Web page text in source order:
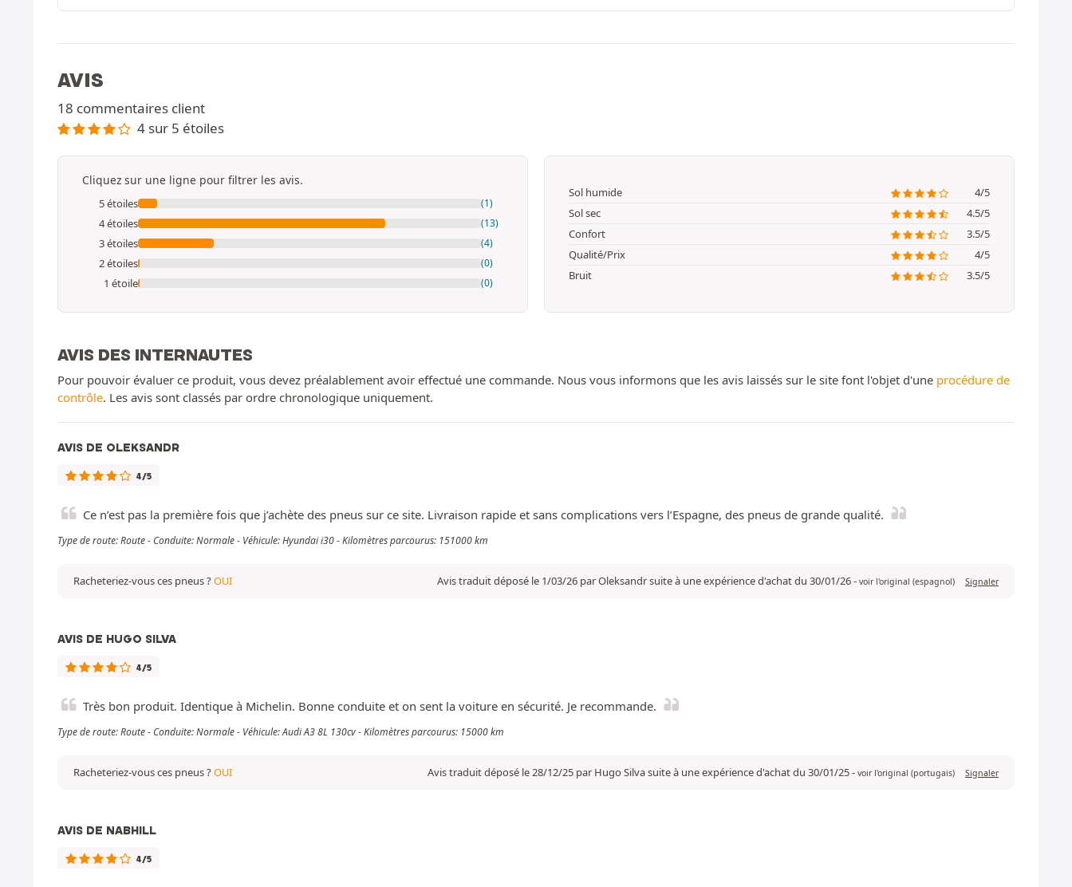
AVIS
18 commentaires client
4 sur 5 étoiles
Cliquez sur une ligne pour filtrer les avis.
5 étoiles (1)
4 étoiles (13)
3 étoiles (4)
2 étoiles (0)
1 étoile (0)
Sol humide
4/5
Sol sec
4.5/5
Confort
3.5/5
Qualité/Prix
4/5
Bruit
3.5/5
AVIS DES INTERNAUTES
Pour pouvoir évaluer ce produit, vous devez préalablement avoir effectué une commande. Nous vous informons que les avis laissés sur le site font l'objet d'une procédure de
contrôle. Les avis sont classés par ordre chronologique uniquement.
AVIS DE OLEKSANDR
4/5
Ce n’est pas la première fois que j’achète des pneus sur ce site. Livraison rapide et sans complications vers l’Espagne, des pneus de grande qualité.
Type de route: Route - Conduite: Normale - Véhicule: Hyundai i30 - Kilomètres parcourus: 151000 km
Avis traduit déposé le 1/03/26 par Oleksandr suite à une expérience d'achat du 30/01/26- voir l'original (espagnol) Signaler
Racheteriez-vous ces pneus ?OUI
AVIS DE HUGO SILVA
4/5
Très bon produit. Identique à Michelin. Bonne conduite et on sent la voiture en sécurité. Je recommande.
Type de route: Route - Conduite: Normale - Véhicule: Audi A3 8L 130cv - Kilomètres parcourus: 15000 km
Avis traduit déposé le 28/12/25 par Hugo Silva suite à une expérience d'achat du 30/01/25- voir l'original (portugais) Signaler
Racheteriez-vous ces pneus ?OUI
AVIS DE NABHILL
4/5